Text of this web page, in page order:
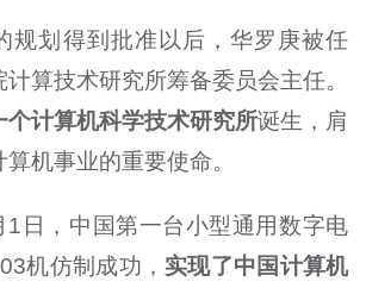
规划得到批准以后，华罗庚被任
算技术研究所筹备委员会主任。
个计算机科学技术研究所诞生，肩
机事业的重要使命。
1日，中国第一台小型通用数字电
机仿制成功， 实现了中国计算机